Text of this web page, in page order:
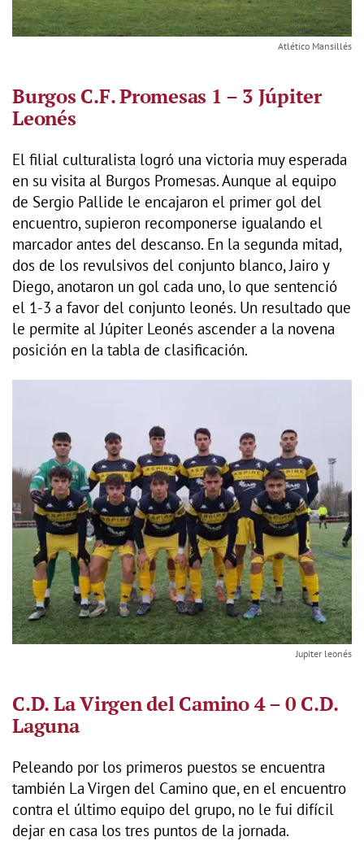
Atlético Mansillés
Burgos C.F. Promesas 1 – 3 Júpiter
Leonés
El filial culturalista logró una victoria muy esperada
en su visita al Burgos Promesas. Aunque al equipo
de Sergio Pallide le encajaron el primer gol del
encuentro, supieron recomponerse igualando el
marcador antes del descanso. En la segunda mitad,
dos de los revulsivos del conjunto blanco, Jairo y
Diego, anotaron un gol cada uno, lo que sentenció
el 1-3 a favor del conjunto leonés. Un resultado que
le permite al Júpiter Leonés ascender a la novena
posición en la tabla de clasificación.
Jupiter leonés
C.D. La Virgen del Camino 4 – 0 C.D.
Laguna
Peleando por los primeros puestos se encuentra
también La Virgen del Camino que, en el encuentro
contra el último equipo del grupo, no le fui difícil
dejar en casa los tres puntos de la jornada.